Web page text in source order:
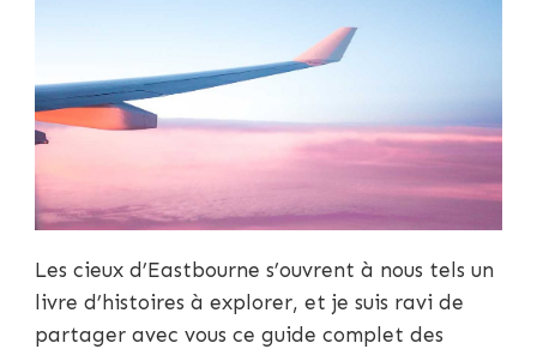
Les cieux d’Eastbourne s’ouvrent à nous tels un
livre d’histoires à explorer, et je suis ravi de
partager avec vous ce guide complet des